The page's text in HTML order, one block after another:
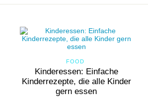
FOOD
Kinderessen: Einfache
Kinderrezepte, die alle Kinder
gern essen